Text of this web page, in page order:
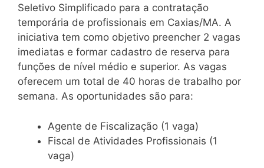
Seletivo Simplificado para a contratação
temporária de profissionais em Caxias/MA. A
iniciativa tem como objetivo preencher 2 vagas
imediatas e formar cadastro de reserva para
funções de nível médio e superior. As vagas
oferecem um total de 40 horas de trabalho por
semana. As oportunidades são para:
Agente de Fiscalização (1 vaga)
Fiscal de Atividades Profissionais (1
vaga)